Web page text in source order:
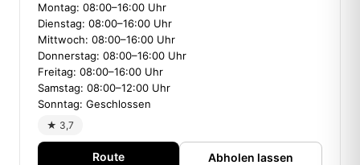
Montag: 08:00–16:00 Uhr
Dienstag: 08:00–16:00 Uhr
Mittwoch: 08:00–16:00 Uhr
Donnerstag: 08:00–16:00 Uhr
Freitag: 08:00–16:00 Uhr
Samstag: 08:00–12:00 Uhr
Sonntag: Geschlossen
★ 3,7
Route Abholen lassen